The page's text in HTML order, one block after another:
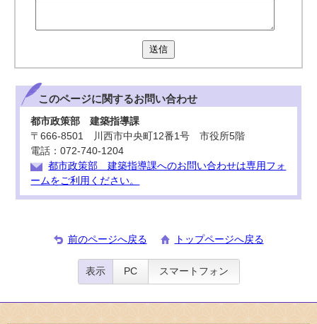
送信
このページに関するお問い合わせ
都市政策部 建築指導課
〒666-8501 川西市中央町12番1号 市役所5階
電話：072-740-1204
都市政策部 建築指導課へのお問い合わせは専用フォ
ームをご利用ください。
前のページへ戻る トップページへ戻る
表示 PC スマートフォン